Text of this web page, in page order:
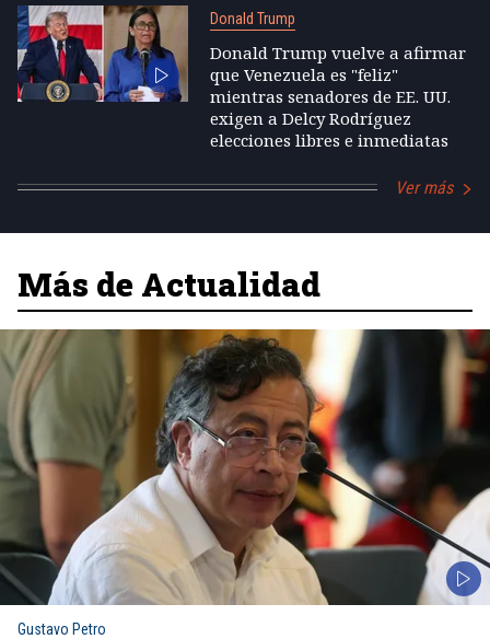
Donald Trump
Donald Trump vuelve a afirmar
que Venezuela es "feliz"
mientras senadores de EE. UU.
exigen a Delcy Rodríguez
elecciones libres e inmediatas
Ver más
Más de Actualidad
Gustavo Petro